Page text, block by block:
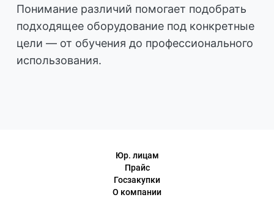
Понимание различий помогает подобрать
подходящее оборудование под конкретные
цели — от обучения до профессионального
использования.
Юр. лицам
Прайс
Госзакупки
О компании